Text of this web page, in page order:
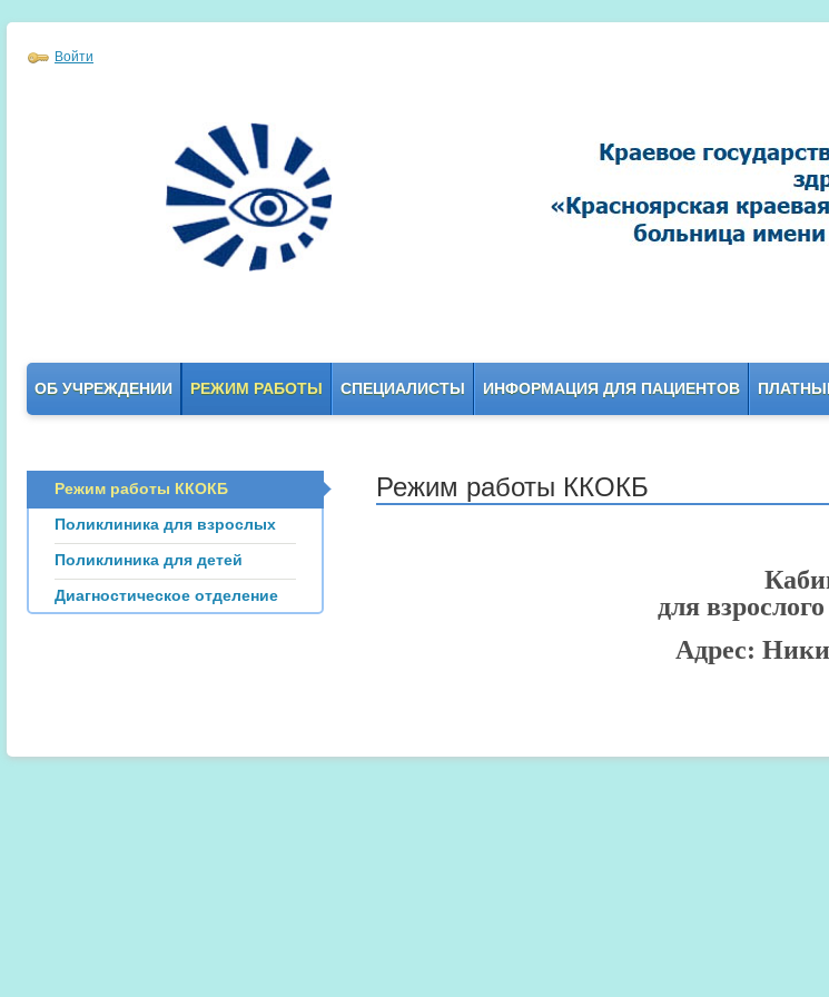
Войти
ОБ УЧРЕЖДЕНИИ РЕЖИМ РАБОТЫ СПЕЦИАЛИСТЫ ИНФОРМАЦИЯ ДЛЯ ПАЦИЕНТОВ
Режим работы ККОКБ
Поликлиника для взрослых
Поликлиника для детей
Диагностическое отделение
Режим работы ККОКБ
для
Адрес: